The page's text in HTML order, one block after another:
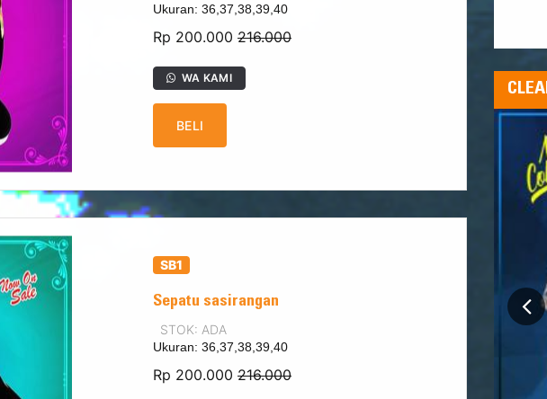
Ukuran: 36,37,38,39,40
Rp 200.000 216.000
WA KAMI
BELI
SB1
Sepatu sasirangan
STOK: ADA
Ukuran: 36,37,38,39,40
Rp 200.000 216.000